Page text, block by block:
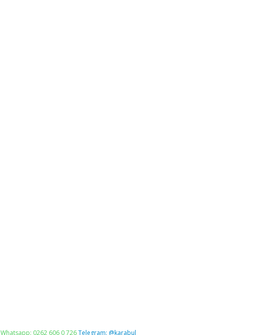
Whatsapp: 0262 606 0 726Telegram: @karabul